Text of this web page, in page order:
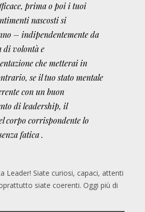
prima o poi i tuoi
nascosti si
– indipendentemente da
di volontà e
che metterai in
se il tuo stato mentale
con un buon
di leadership, il
corpo corrispondente lo
fatica .
Leader! Siate curiosi, capaci, attenti
siate coerenti. Oggi più di